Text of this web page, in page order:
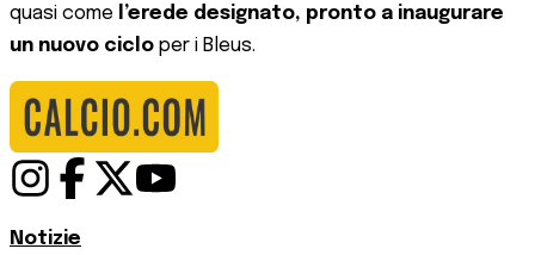
quasi come
l’erede designato, pronto a inaugurare
un nuovo ciclo per i Bleus.
Notizie